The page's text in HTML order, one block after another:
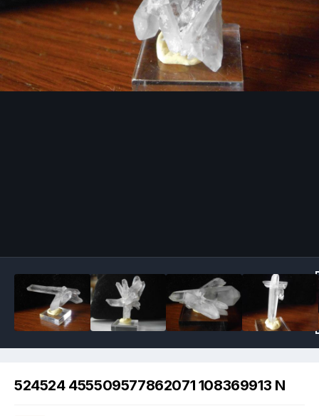
524524 455509577862071 108369913 N